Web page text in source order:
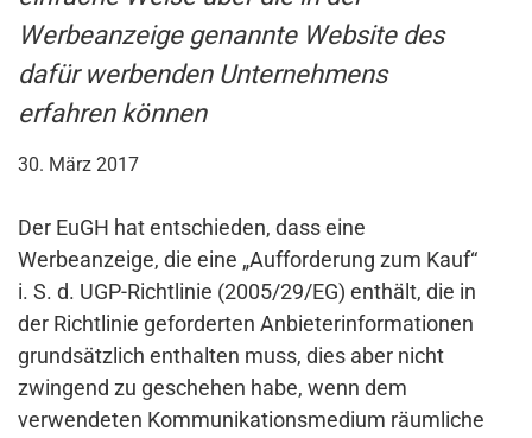
Werbeanzeige genannte Website des
dafür werbenden Unternehmens
erfahren können
30. März 2017
Der EuGH hat entschieden, dass eine
Werbeanzeige, die eine „Aufforderung zum Kauf“
i. S. d. UGP-Richtlinie (2005/29/EG) enthält, die in
der Richtlinie geforderten Anbieterinformationen
grundsätzlich enthalten muss, dies aber nicht
zwingend zu geschehen habe, wenn dem
verwendeten Kommunikationsmedium räumliche